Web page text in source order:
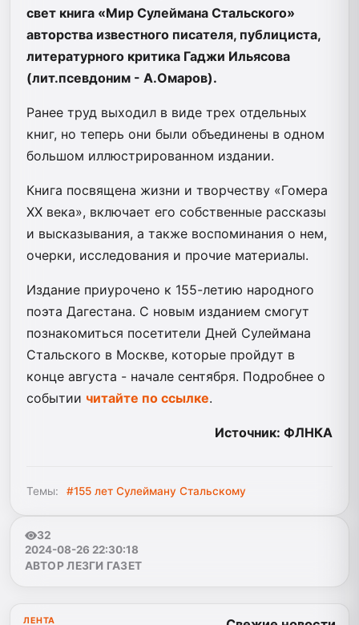
свет книга «Мир Сулеймана Стальского»
авторства известного писателя, публициста,
литературного критика Гаджи Ильясова
(лит.псевдоним - А.Омаров).
Ранее труд выходил в виде трех отдельных
книг, но теперь они были объединены в одном
большом иллюстрированном издании.
Книга посвящена жизни и творчеству «Гомера
XX века», включает его собственные рассказы
и высказывания, а также воспоминания о нем,
очерки, исследования и прочие материалы.
Издание приурочено к 155-летию народного
поэта Дагестана. С новым изданием смогут
познакомиться посетители Дней Сулеймана
Стальского в Москве, которые пройдут в
конце августа - начале сентября. Подробнее о
событии читайте по ссылке.
Источник: ФЛНКА
Темы: #155 лет Сулейману Стальскому
32
2024-08-26 22:30:18
АВТОР ЛЕЗГИ ГАЗЕТ
ЛЕНТА